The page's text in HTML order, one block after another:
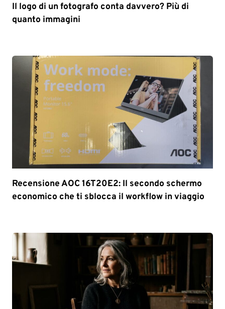
Il logo di un fotografo conta davvero? Più di
quanto immagini
Recensione AOC 16T20E2: Il secondo schermo
economico che ti sblocca il workflow in viaggio